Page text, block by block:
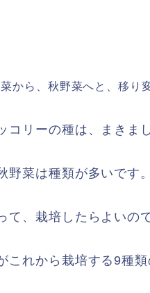
から、秋野菜へと、移り
コリーの種は、まきま
野菜は種類が多いです
て、栽培したらよいの
これから栽培する9種